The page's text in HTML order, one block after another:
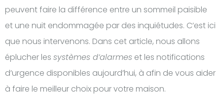
peuvent faire la différence entre un sommeil paisible
et une nuit endommagée par des inquiétudes. C’est ici
que nous intervenons. Dans cet article, nous allons
éplucher les systèmes d’alarmes et les notifications
d’urgence disponibles aujourd’hui, à afin de vous aider
à faire le meilleur choix pour votre maison.